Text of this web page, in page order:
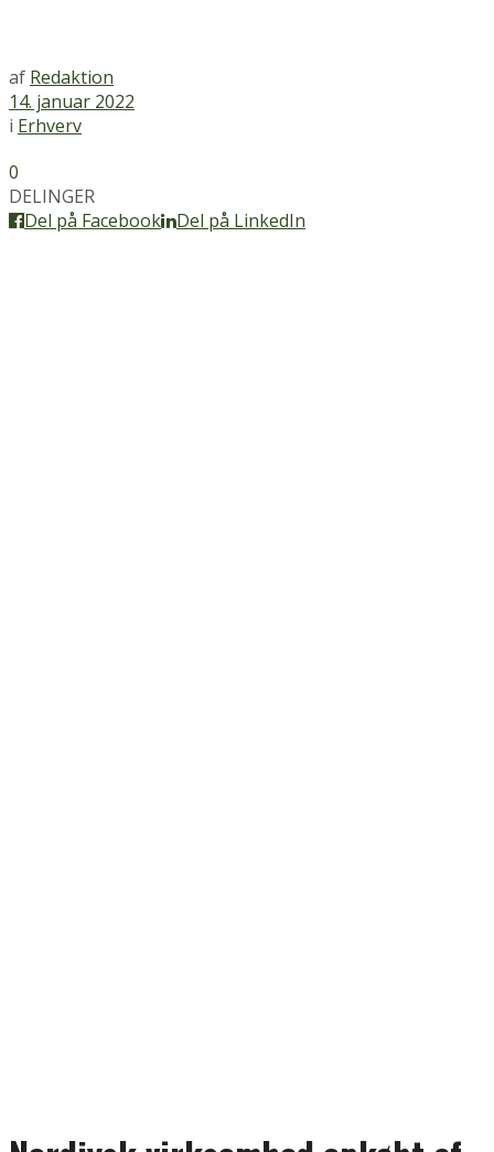
af Redaktion
14. januar 2022
i Erhverv
0
DELINGER
Del på Facebook
Del på LinkedIn